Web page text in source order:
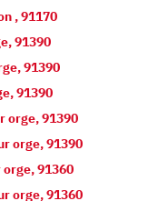
,91170
,91390
,91390
,91390
orge,91390
orge,91390
orge,91360
orge,91360